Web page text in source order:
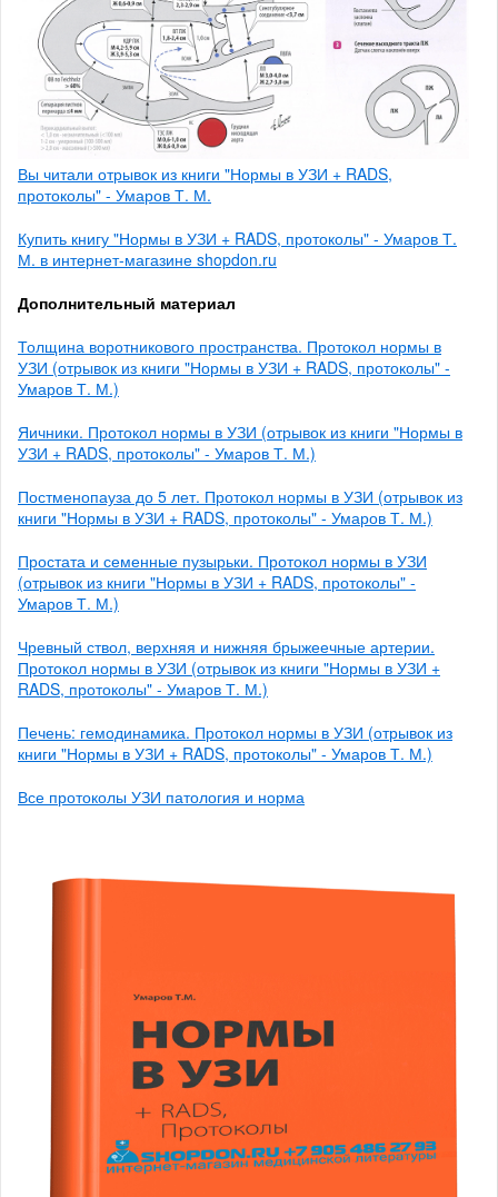
Вы читали отрывок из книги "Нормы в УЗИ + RADS,
протоколы" - Умаров Т. М.
Купить книгу "Нормы в УЗИ + RADS, протоколы" - Умаров Т.
М. в интернет-магазине shopdon.ru
Дополнительный материал
Толщина воротникового пространства. Протокол нормы в
УЗИ (отрывок из книги "Нормы в УЗИ + RADS, протоколы" -
Умаров Т. М.)
Яичники. Протокол нормы в УЗИ (отрывок из книги "Нормы в
УЗИ + RADS, протоколы" - Умаров Т. М.)
Постменопауза до 5 лет. Протокол нормы в УЗИ (отрывок из
книги "Нормы в УЗИ + RADS, протоколы" - Умаров Т. М.)
Простата и семенные пузырьки. Протокол нормы в УЗИ
(отрывок из книги "Нормы в УЗИ + RADS, протоколы" -
Умаров Т. М.)
Чревный ствол, верхняя и нижняя брыжеечные артерии.
Протокол нормы в УЗИ (отрывок из книги "Нормы в УЗИ +
RADS, протоколы" - Умаров Т. М.)
Печень: гемодинамика. Протокол нормы в УЗИ (отрывок из
книги "Нормы в УЗИ + RADS, протоколы" - Умаров Т. М.)
Все протоколы УЗИ патология и норма